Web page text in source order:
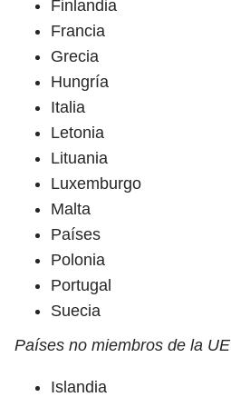
Finlandia
Francia
Grecia
Hungría
Italia
Letonia
Lituania
Luxemburgo
Malta
Países
Polonia
Portugal
Suecia
Países no miembros de la UE
Islandia